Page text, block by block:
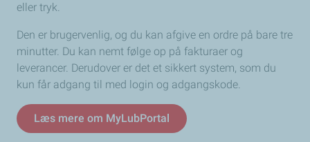
eller tryk.
Den er brugervenlig, og du kan afgive en ordre på bare tre
minutter. Du kan nemt følge op på fakturaer og
leverancer. Derudover er det et sikkert system, som du
kun får adgang til med login og adgangskode.
Læs mere om MyLubPortal